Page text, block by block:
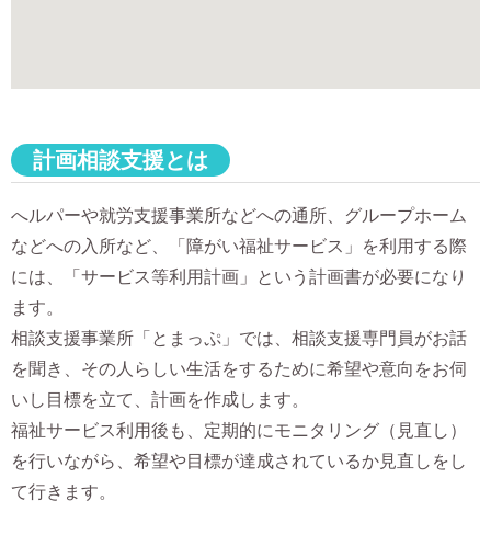
計画相談支援とは
へルパーや就労支援事業所などへの通所、グループホーム
などへの入所など、「障がい福祉サービス」を利用する際
には、「サービス等利用計画」という計画書が必要になり
ます。
相談支援事業所「とまっぷ」では、相談支援専門員がお話
を聞き、その人らしい生活をするために希望や意向をお伺
いし目標を立て、計画を作成します。
福祉サービス利用後も、定期的にモニタリング（見直し）
を行いながら、希望や目標が達成されているか見直しをし
て行きます。